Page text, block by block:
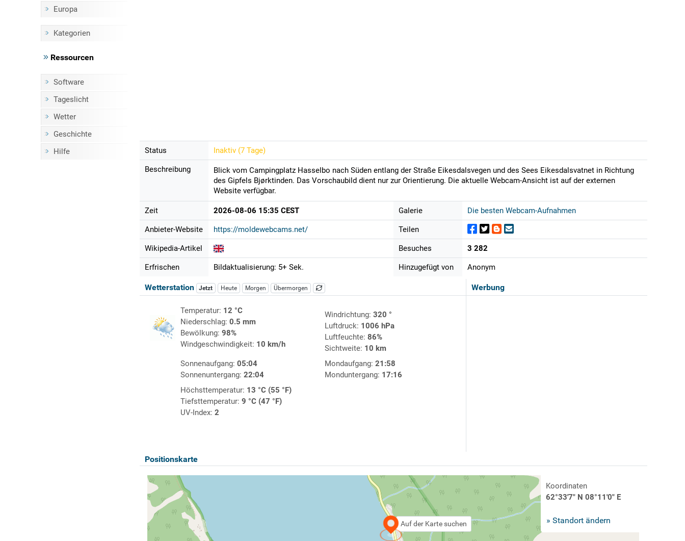
Europa
Kategorien
Ressourcen
Software
Tageslicht
Wetter
Geschichte
Hilfe
Status Inaktiv (7 Tage)
Beschreibung
Blick vom Campingplatz Hasselbo nach Süden entlang der Straße Eikesdalsvegen und des Sees Eikesdalsvatnet in Richtung
des Gipfels Bjørktinden. Das Vorschaubild dient nur zur Orientierung. Die aktuelle Webcam-Ansicht ist auf der externen
Website verfügbar.
Zeit 2026-08-06 15:35 CEST
Anbieter-Website https://moldewebcams.net/
Wikipedia-Artikel
Erfrischen Bildaktualisierung: 5+ Sek.
Galerie Die besten Webcam-Aufnahmen
Teilen
Besuches 3 282
Hinzugefügt von Anonym
Werbung
Wetterstation Jetzt Heute Morgen Übermorgen
Temperatur: 12 °C
Niederschlag: 0.5 mm
Bewölkung: 98%
Windgeschwindigkeit: 10 km/h
Windrichtung: 320 °
Luftdruck: 1006 hPa
Luftfeuchte: 86%
Sichtweite: 10 km
Sonnenaufgang: 05:04
Sonnenuntergang: 22:04
Mondaufgang: 21:58
Monduntergang: 17:16
Höchsttemperatur: 13 °C (55 °F)
Tiefsttemperatur: 9 °C (47 °F)
UV-Index: 2
Positionskarte
Auf der Karte suchen
Koordinaten
62°33'7" N 08°11'0" E
» Standort ändern